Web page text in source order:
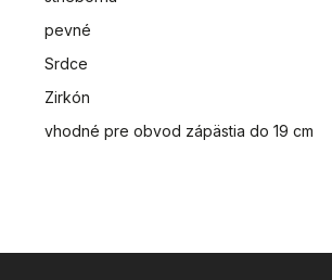
pevné
Srdce
Zirkón
vhodné pre obvod zápästia do 19 cm